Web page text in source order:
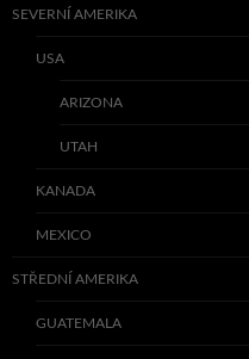
SEVERNÍ AMERIKA
USA
ARIZONA
UTAH
KANADA
MEXICO
STŘEDNÍ AMERIKA
GUATEMALA